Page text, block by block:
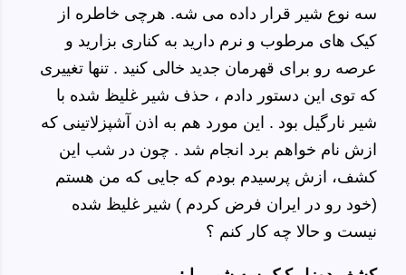
سه نوع شیر قرار داده می شه. هرچی خاطره از
کیک های مرطوب و نرم دارید به کناری بزارید و
عرصه رو برای قهرمان جدید خالی کنید . تنها تغییری
که توی این دستور دادم ، حذف شیر غلیظ شده با
شیر نارگیل بود . این مورد هم به اذن آشپزلاتینی که
ازش نام خواهم برد انجام شد . چون در شب این
کشف، ازش پرسیدم بودم که جایی که من هستم
(خود رو در ایران فرض کردم ) شیر غلیظ شده
نیست و حالا چه کار کنم ؟